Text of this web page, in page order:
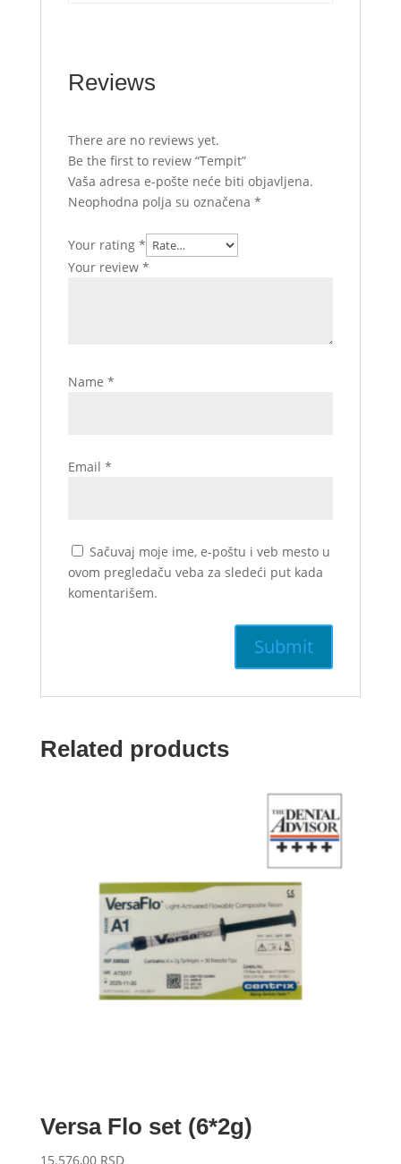
Reviews
There are no reviews yet.
Be the first to review “Tempit”
Vaša adresa e-pošte neće biti objavljena.
Neophodna polja su označena *
Your rating *
Your review *
Name *
Email *
Sačuvaj moje ime, e-poštu i veb mesto u
ovom pregledaču veba za sledeći put kada
komentarišem.
Related products
Versa Flo set (6*2g)
15.576,00 RSD